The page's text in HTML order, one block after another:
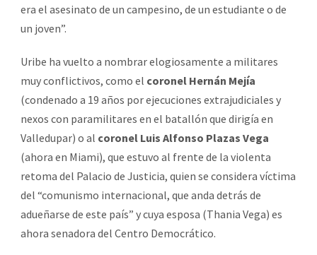
era el asesinato de un campesino, de un estudiante o de
un joven”.
Uribe ha vuelto a nombrar elogiosamente a militares
muy conflictivos, como el coronel Hernán Mejía
(condenado a 19 años por ejecuciones extrajudiciales y
nexos con paramilitares en el batallón que dirigía en
Valledupar) o al coronel Luis Alfonso Plazas Vega
(ahora en Miami), que estuvo al frente de la violenta
retoma del Palacio de Justicia, quien se considera víctima
del “comunismo internacional, que anda detrás de
adueñarse de este país” y cuya esposa (Thania Vega) es
ahora senadora del Centro Democrático.